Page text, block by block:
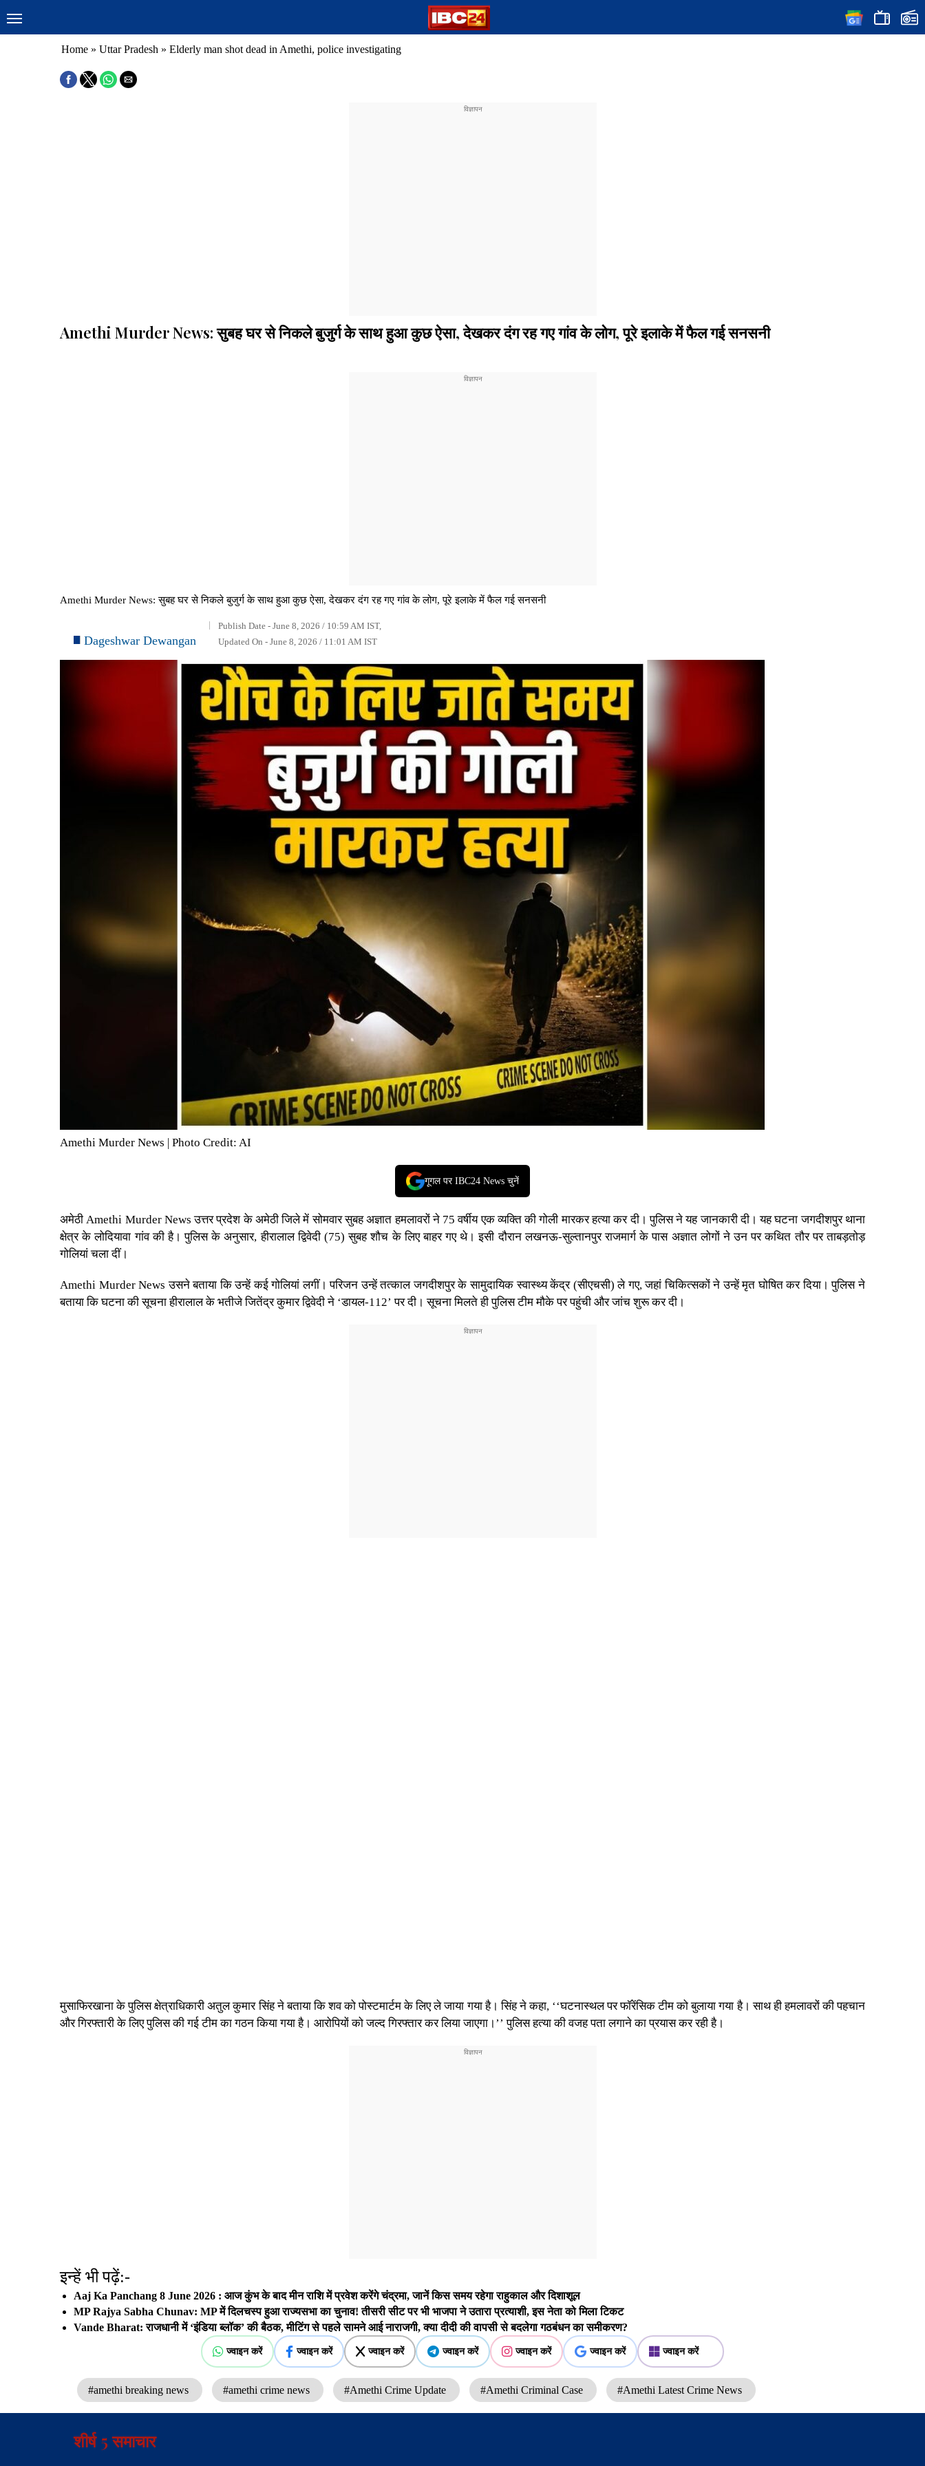
Home » Uttar Pradesh » Elderly man shot dead in Amethi, police investigating
Amethi Murder News: सुबह घर से निकले बुजुर्ग के साथ हुआ कुछ ऐसा, देखकर दंग रह गए गांव के लोग, पूरे इलाके में फैल गई सनसनी
Amethi Murder News: सुबह घर से निकले बुजुर्ग के साथ हुआ कुछ ऐसा, देखकर दंग रह गए गांव के लोग, पूरे इलाके में फैल गई सनसनी
Dageshwar Dewangan
Publish Date - June 8, 2026 / 10:59 AM IST,
Updated On - June 8, 2026 / 11:01 AM IST
Amethi Murder News | Photo Credit: AI
गूगल पर IBC24 News चुनें
अमेठीAmethi Murder News उत्तर प्रदेशके अमेठी जिले में सोमवार सुबह अज्ञात हमलावरों ने 75 वर्षीय एक व्यक्ति की गोली मारकर हत्या कर दी। पुलिस ने यह जानकारी दी। यह घटना जगदीशपुर थाना
क्षेत्र के लोदियावा गांव की है। पुलिस के अनुसार, हीरालाल द्विवेदी (75) सुबह शौच के लिए बाहर गए थे। इसी दौरान लखनऊ-सुल्तानपुर राजमार्ग के पास अज्ञात लोगों ने उन पर कथित तौर पर ताबड़तोड़
गोलियां चला दीं।
Amethi Murder News उसने बताया कि उन्हें कई गोलियां लगीं। परिजन उन्हें तत्काल जगदीशपुर के सामुदायिक स्वास्थ्य केंद्र (सीएचसी) ले गए, जहां चिकित्सकों ने उन्हें मृत घोषित कर दिया। पुलिस ने
बताया कि घटना की सूचना हीरालाल के भतीजे जितेंद्र कुमार द्विवेदी ने ‘डायल-112’ पर दी। सूचना मिलते ही पुलिस टीम मौके पर पहुंची और जांच शुरू कर दी।
मुसाफिरखाना के पुलिस क्षेत्राधिकारी अतुल कुमार सिंह ने बताया कि शव को पोस्टमार्टम के लिए ले जाया गया है। सिंह ने कहा, ‘‘घटनास्थल पर फॉरेंसिक टीम को बुलाया गया है। साथ ही हमलावरों की पहचान
और गिरफ्तारी के लिए पुलिस की गई टीम का गठन किया गया है। आरोपियों को जल्द गिरफ्तार कर लिया जाएगा।’’ पुलिस हत्या की वजह पता लगाने का प्रयास कर रही है।
इन्हें भी पढ़ें:-
Aaj Ka Panchang 8 June 2026 : आज कुंभ के बाद मीन राशि में प्रवेश करेंगे चंद्रमा, जानें किस समय रहेगा राहुकाल और दिशाशूल
MP Rajya Sabha Chunav: MP में दिलचस्प हुआ राज्यसभा का चुनाव! तीसरी सीट पर भी भाजपा ने उतारा प्रत्याशी, इस नेता को मिला टिकट
Vande Bharat: राजधानी में ‘इंडिया ब्लॉक’ की बैठक, मीटिंग से पहले सामने आई नाराजगी, क्या दीदी की वापसी से बदलेगा गठबंधन का समीकरण?
ज्वाइन करें ज्वाइन करें ज्वाइन करें ज्वाइन करें ज्वाइन करें ज्वाइन करें ज्वाइन करें
#amethi breaking news #amethi crime news #Amethi Crime Update #Amethi Criminal Case #Amethi Latest Crime News
शीर्ष 5 समाचार